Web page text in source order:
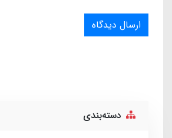
ارسال دیدگاه
دسته‌بندی